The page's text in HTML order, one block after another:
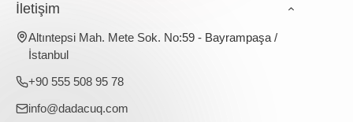
İletişim
Altıntepsi Mah. Mete Sok. No:59 - Bayrampaşa /
İstanbul
+90 555 508 95 78
info@dadacuq.com